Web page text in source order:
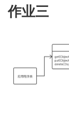
作业三